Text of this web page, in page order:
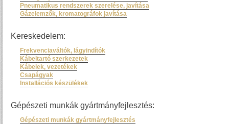
Pneumatikus rendszerek szerelése, javítása
Gázelemzők, kromatográfok javítása
Kereskedelem:
Frekvenciaváltók, lágyindítók
Kábeltartó szerkezetek
Kábelek, vezetékek
Csapágyak
Installációs készülékek
Gépészeti munkák gyártmányfejlesztés:
Gépészeti munkák gyártmányfejlesztés